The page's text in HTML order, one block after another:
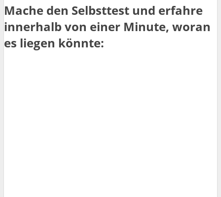
Mache den Selbsttest und erfahre
innerhalb von einer Minute, woran
es liegen könnte: